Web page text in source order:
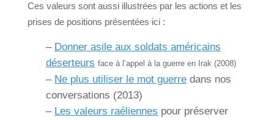
Ces valeurs sont aussi illustrées par les actions et les
prises de positions présentées ici :
– Donner asile aux soldats américains
déserteurs face à l’appel à la guerre en Irak (2008)
– Ne plus utiliser le mot guerre dans nos
conversations (2013)
– Les valeurs raéliennes pour préserver